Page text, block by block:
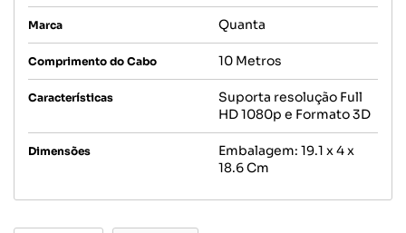
Marca Quanta
Comprimento do Cabo 10 Metros
Características
Suporta resolução Full
HD 1080p e Formato 3D
Dimensões
Embalagem: 19.1 x 4 x
18.6 Cm